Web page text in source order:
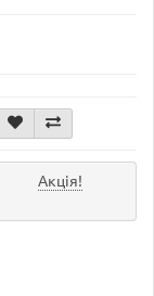
Акція!